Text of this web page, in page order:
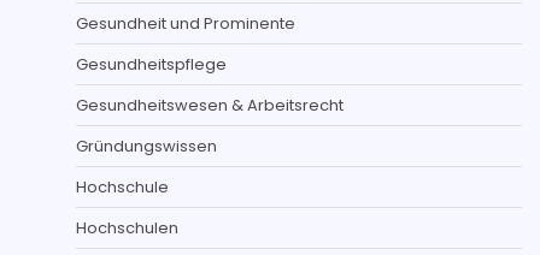
Gesundheit und Prominente
Gesundheitspflege
Gesundheitswesen & Arbeitsrecht
Gründungswissen
Hochschule
Hochschulen